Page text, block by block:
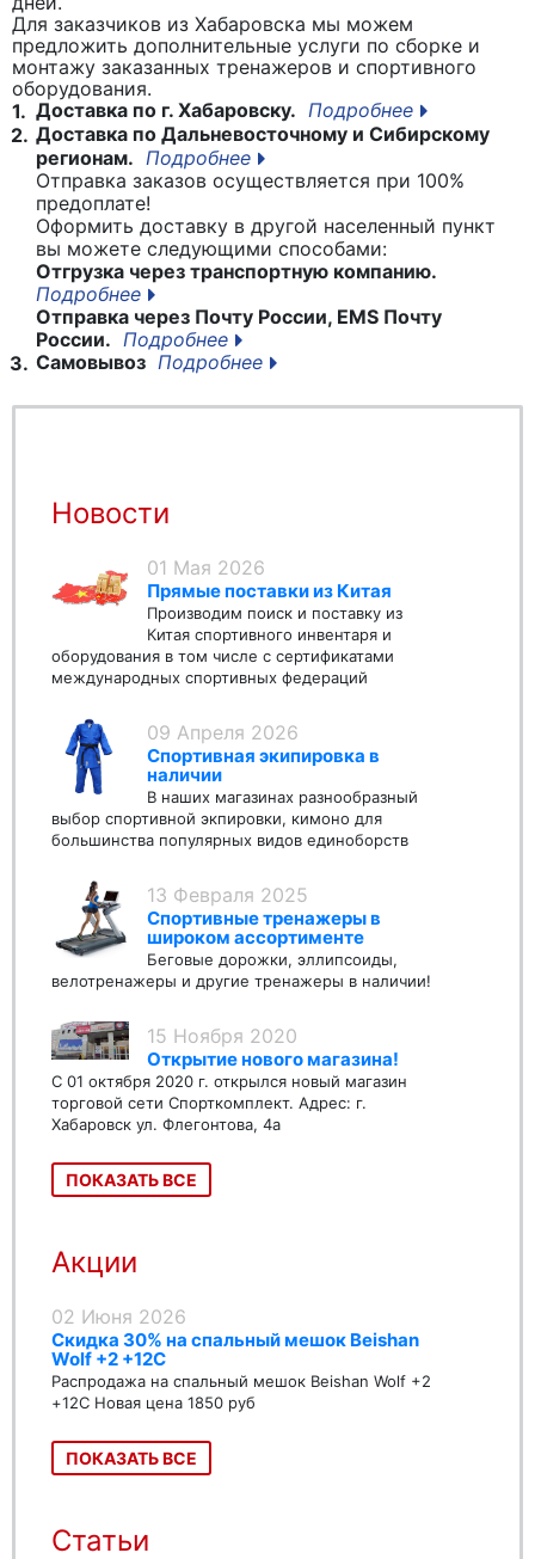
Для заказчиков из Хабаровска мы можем
предложить дополнительные услуги по сборке и
монтажу заказанных тренажеров и спортивного
оборудования.
1. Доставка по г. Хабаровску. Подробнее
2. Доставка по Дальневосточному и Сибирскому
регионам. Подробнее
Отправка заказов осуществляется при 100%
предоплате!
Оформить доставку в другой населенный пункт
вы можете следующими способами:
Отгрузка через транспортную компанию.
Подробнее
Отправка через Почту России, EMS Почту
России. Подробнее
3. Самовывоз Подробнее
Новости
01 Мая 2026
Прямые поставки из Китая
Производим поиск и поставку из
Китая спортивного инвентаря и
оборудования в том числе с сертификатами
международных спортивных федераций
09 Апреля 2026
Спортивная экипировка в
наличии
В наших магазинах разнообразный
выбор спортивной экпировки, кимоно для
большинства популярных видов единоборств
13 Февраля 2025
Спортивные тренажеры в
широком ассортименте
Беговые дорожки, эллипсоиды,
велотренажеры и другие тренажеры в наличии!
15 Ноября 2020
Открытие нового магазина!
С 01 октября 2020 г. открылся новый магазин
торговой сети Спорткомплект. Адрес: г.
Хабаровск ул. Флегонтова, 4а
ПОКАЗАТЬ ВСЕ
Акции
02 Июня 2026
Скидка 30% на спальный мешок Beishan
Wolf +2 +12C
Распродажа на спальный мешок Beishan Wolf +2
+12C Новая цена 1850 руб
ПОКАЗАТЬ ВСЕ
Статьи